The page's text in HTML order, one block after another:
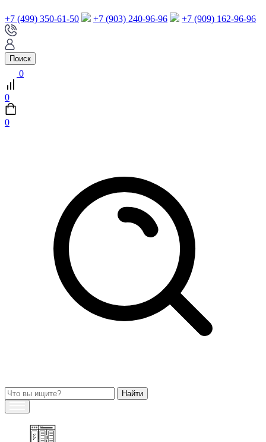
+7 (499) 350-61-50 +7 (903) 240-96-96 +7 (909) 162-96-96
Поиск
0
0
0